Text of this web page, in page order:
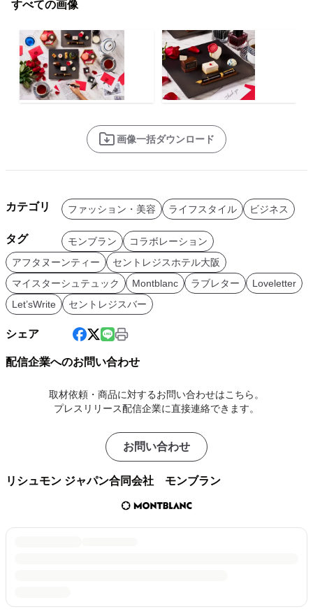
すべての画像
画像一括ダウンロード
カテゴリ ファッション・美容 ライフスタイル ビジネス
タグ モンブラン
コラボレーション
アフタヌーンティー
セントレジスホテル大阪
マイスターシュテュック
Montblanc ラブレター
Loveletter
Let’sWrite
セントレジスバー
シェア
配信企業へのお問い合わせ
取材依頼・商品に対するお問い合わせはこちら。
プレスリリース配信企業に直接連絡できます。
お問い合わせ
リシュモン ジャパン合同会社 モンブラン